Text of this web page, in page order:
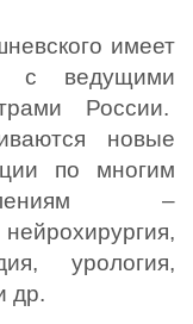
имеет
с ведущими
России.
новые
по многим
–
урология,
др.